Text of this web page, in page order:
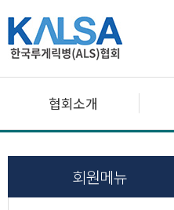
협회소개
회원메뉴